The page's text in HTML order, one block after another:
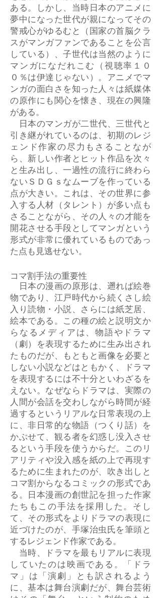
ある。しかし、当時日本のアニメに
夢中になった世代が親になってその
警戒心がゆるむと（国家の首脳クラ
スがマンガファンであることを公言
している）、子世代は当然のように
マンガになだれこむ（視聴率１０
０％は伊達じゃない）。アニメでマ
ンガの面白さを知った人々は紙媒体
の原作にも関心を懐き、現在の興隆
がある。
日本のマンガが二世代、三世代と
引き継がれているのは、初期のレジ
ェンド作家の尽力もさることなが
ら、新しい作者とヒット作品を次々
と生み出し、一過性の流行に終わら
ないＳＤＧｓなムーブを作っている
点が大きい。これは、その世界に参
入する人材（タレント）が多い点も
さることながら、その人々の才能を
開花させる手段としてマンガという
形式が非常に優れているものであっ
た点も見逃せない。
コマ割手法の重要性
日本の漫画の原形は、遡れば絵巻
物であり、江戸時代から続くさし絵
入り読物・小説、さらには紙芝居、
絵本である。この種の絵と説明文か
らなるメディアは、物語やドラマ
（劇）を表現するために生み出され
たものだが、もともと画像を必要と
しない小説などはともかく、ドラマ
を表現するには不十分といわざるを
えない。なぜならドラマは、実際の
人間が会話を交わしながら時間が経
過するというリアルな日常表現の上
に、非日常的な物語（つくり話）を
かぶせて、観る者を幻惑し没入させ
るという手段を使うからだ。このリ
アリティや没入感を紙の上で再現す
るために生まれたのが、吹き出しと
コマ割からなるコミックの形式であ
る。日本漫画の創世記を担った作家
たちもこの手法を採用した。そし
て、その形式をよりドラマの表現に
近づけたのが、手塚治虫氏を筆頭と
するレジェンド作家である。
当時、ドラマを最もリアルに表現
していたのは映画である。「ドラ
マ」は「演劇」とも訳されるよう
に、基本は舞台演劇だが、舞台芸術